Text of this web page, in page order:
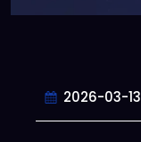
2026-03-13